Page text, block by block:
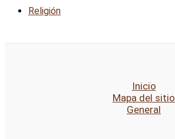
Religión
Inicio
Mapa del sitio
General